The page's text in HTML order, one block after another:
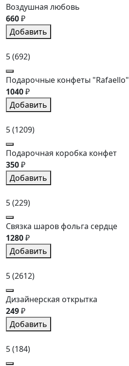
Воздушная любовь
660₽
Добавить
5(692)
Подарочные конфеты "Rafaello"
1040₽
Добавить
5(1209)
Подарочная коробка конфет
350₽
Добавить
5(229)
Связка шаров фольга сердце
1280₽
Добавить
5(2612)
Дизайнерская открытка
249₽
Добавить
5(184)